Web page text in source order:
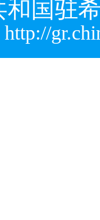
和国驻
http://